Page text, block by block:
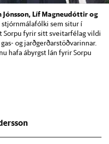
Jónsson, Líf Magneudóttir og
stjórnmálafólki sem situr í
Sorpu fyrir sitt sveitarfélag vildi
og jarðgerðarstöðvarinnar.
hafa ábyrgst lán fyrir Sorpu